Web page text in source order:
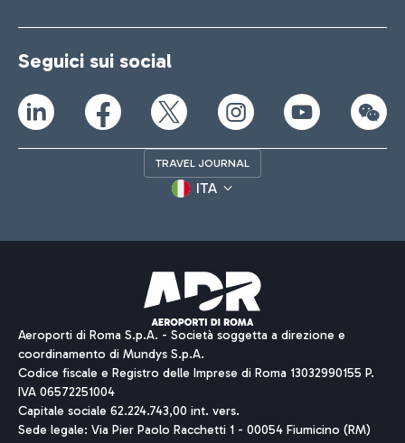
Seguici sui social
TRAVEL JOURNAL
ITA
Aeroporti di Roma S.p.A. - Società soggetta a direzione e
coordinamento di Mundys S.p.A.
Codice fiscale e Registro delle Imprese di Roma 13032990155 P.
IVA 06572251004
Capitale sociale 62.224.743,00 int. vers.
Sede legale: Via Pier Paolo Racchetti 1 - 00054 Fiumicino (RM)